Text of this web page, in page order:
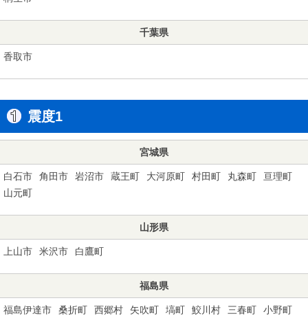
千葉県
香取市
震度1
宮城県
白石市 角田市 岩沼市 蔵王町 大河原町 村田町 丸森町
亘理町
山元町
山形県
上山市 米沢市 白鷹町
福島県
福島伊達市 桑折町 西郷村 矢吹町 塙町 鮫川村 三春町
小野町